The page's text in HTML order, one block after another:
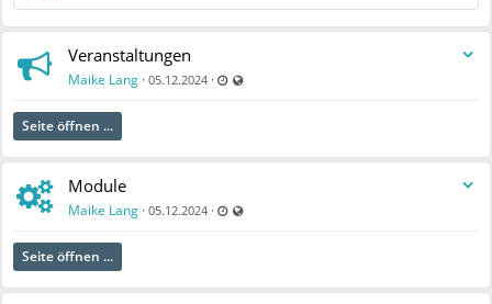
Veranstaltungen
Maike Lang · 05.12.2024 · Zuletzt aktualisiert 09.12.2024 - 08:56
Seite öffnen ...
Module
Maike Lang · 05.12.2024 · Zuletzt aktualisiert 09.12.2024 - 08:56
Seite öffnen ...